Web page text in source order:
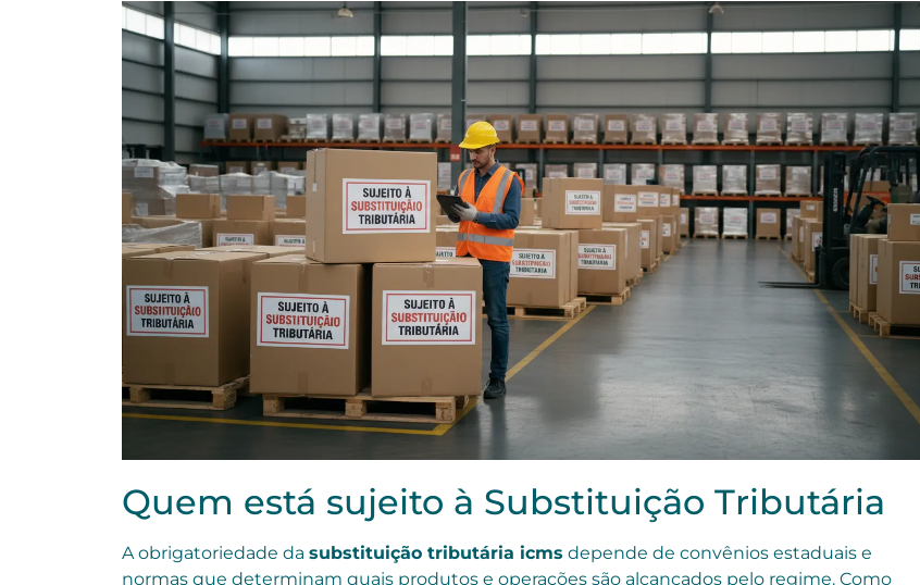
Quem está sujeito à Substituição Tributária
A obrigatoriedade da substituição tributária icms depende de convênios estaduais e
normas que determinam quais produtos e operações são alcançados pelo regime. Como